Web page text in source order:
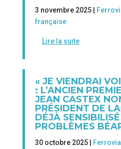
3 novembre 2025 |
française
Lire la suite
« JE VIENDRAI
: L’ANCIEN
JEAN CASTEX
PRÉSIDENT DE
DÉJÀ
PROBLÈMES
30 octobre 2025 |